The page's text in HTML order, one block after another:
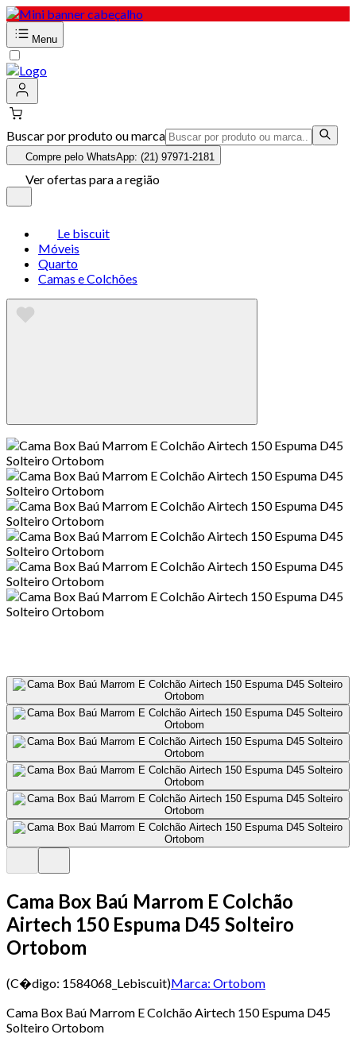
Menu
Buscar por produto ou marca
Compre pelo WhatsApp: (21) 97971-2181
Ver ofertas para a região
Le biscuit
Móveis
Quarto
Camas e Colchões
Cama Box Baú Marrom E Colchão
Airtech 150 Espuma D45 Solteiro
Ortobom
(C�digo: 1584068_Lebiscuit)Marca: Ortobom
Cama Box Baú Marrom E Colchão Airtech 150 Espuma D45
Solteiro Ortobom